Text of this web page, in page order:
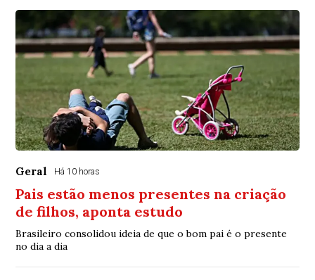
Geral Há 10 horas
Pais estão menos presentes na criação
de filhos, aponta estudo
Brasileiro consolidou ideia de que o bom pai é o presente
no dia a dia